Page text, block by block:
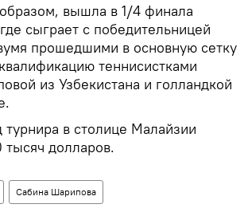
вышла в 1/4 финала
сыграет с победительницей
прошедшими в основную сетку
теннисистками
из Узбекистана и голландкой
в столице Малайзии
долларов.
Сабина Шарипова